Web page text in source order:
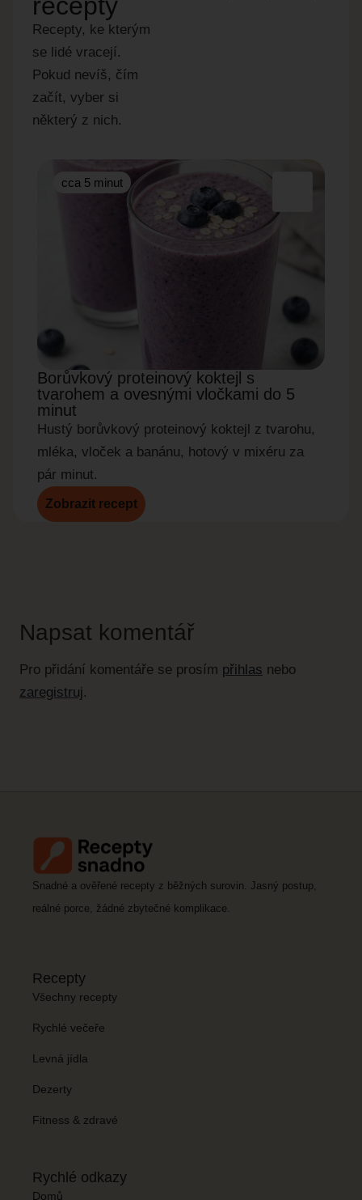
Recepty, ke kterým
se lidé vracejí.
Pokud nevíš, čím
začít, vyber si
některý z nich.
cca 5 minut
Borůvkový proteinový koktejl s
tvarohem a ovesnými vločkami do 5
minut
Hustý borůvkový proteinový koktejl z tvarohu,
mléka, vloček a banánu, hotový v mixéru za
pár minut.
Zobrazit recept
Napsat komentář
Pro přidání komentáře se prosím přihlas nebo
zaregistruj.
Snadné a ověřené recepty z běžných surovin. Jasný postup,
reálné porce, žádné zbytečné komplikace.
Recepty
Všechny recepty
Rychlé večeře
Levná jídla
Dezerty
Fitness & zdravé
Rychlé odkazy
Domů